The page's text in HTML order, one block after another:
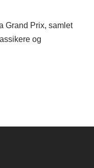
Grand Prix, samlet
og